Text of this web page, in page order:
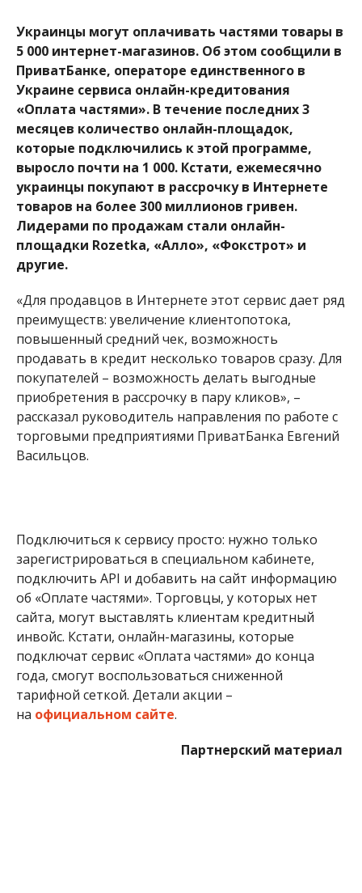
другие.
«Для продавцов в Интернете этот сервис дает ряд
преимуществ: увеличение клиентопотока,
повышенный средний чек, возможность
продавать в кредит несколько товаров сразу. Для
покупателей – возможность делать выгодные
приобретения в рассрочку в пару кликов», –
рассказал руководитель направления по работе с
торговыми предприятиями ПриватБанка Евгений
Васильцов.
Подключиться к сервису просто: нужно только
зарегистрироваться в специальном кабинете,
подключить API и добавить на сайт информацию
об «Оплате частями». Торговцы, у которых нет
сайта, могут выставлять клиентам кредитный
инвойс. Кстати, онлайн-магазины, которые
подключат сервис «Оплата частями» до конца
года, смогут воспользоваться сниженной
тарифной сеткой. Детали акции –